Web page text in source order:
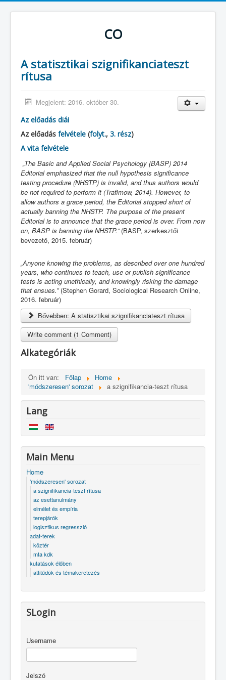
CO
A statisztikai szignifikanciateszt
rítusa
Megjelent: 2016. október 30.
Az előadás diái
Az előadás felvétele (folyt., 3. rész)
A vita felvétele
„The Basic and Applied Social Psychology (BASP) 2014
Editorial emphasized that the null hypothesis significance
testing procedure (NHSTP) is invalid, and thus authors would
be not required to perform it (Trafimow, 2014). However, to
allow authors a grace period, the Editorial stopped short of
actually banning the NHSTP. The purpose of the present
Editorial is to announce that the grace period is over. From now
on, BASP is banning the NHSTP.”(BASP, szerkesztői
bevezető, 2015. február)
„Anyone knowing the problems, as described over one hundred
years, who continues to teach, use or publish significance
tests is acting unethically, and knowingly risking the damage
that ensues.”(Stephen Gorard, Sociological Research Online,
2016. február)
Bővebben: A statisztikai szignifikanciateszt rítusa
Write comment (1 Comment)
Alkategóriák
Ön itt van: Főlap
Home
'módszeresen' sorozat
a szignifikancia-teszt rítusa
Lang
Main Menu
Home
'módszeresen' sorozat
a szignifikancia-teszt rítusa
az esettanulmány
elmélet és empíria
terepjárók
logisztikus regresszió
adat-terek
köztér
mta kdk
kutatások élőben
attitűdök és témakeretezés
SLogin
Username
Jelszó